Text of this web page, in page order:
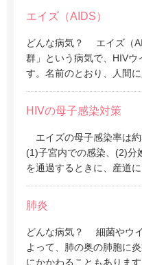
エイズ（AIDS）
どんな病気？ エイズ（
群」という病気で、HIVウ
す。名前のとおり、人間
HIVの母子感染対策
エイズの母子感染率は約
(1)子宮内での感染、(2)分
を通過するときに、産道
肺炎
どんな病気？ 細菌やウ
よって、肺の奥の肺胞に
にかかわることもありま